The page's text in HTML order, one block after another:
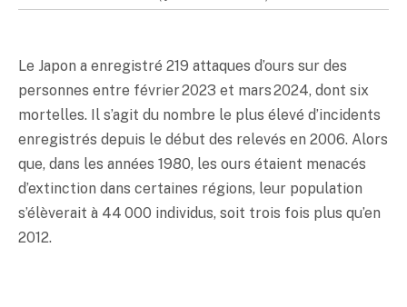
Le Japon a enregistré 219 attaques d’ours sur des
personnes entre février 2023 et mars 2024, dont six
mortelles. Il s’agit du nombre le plus élevé d’incidents
enregistrés depuis le début des relevés en 2006. Alors
que, dans les années 1980, les ours étaient menacés
d’extinction dans certaines régions, leur population
s’élèverait à 44 000 individus, soit trois fois plus qu’en
2012.